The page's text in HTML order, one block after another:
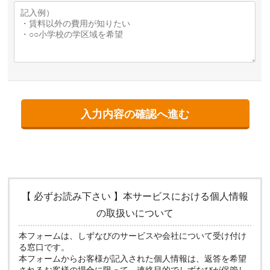
【 必ずお読み下さい 】本サービスにおける個人情報
の取扱いについて
本フォームは、しずなびのサービスや会社について受け付け
る窓口です。
本フォームからお客様が記入された個人情報は、返答を希望